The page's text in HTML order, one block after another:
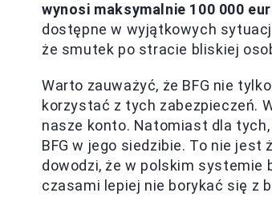
wynosi maksymalnie 100 000
dostępne w wyjątkowych
że smutek po stracie bliskiej
Warto zauważyć, że BFG nie
korzystać z tych zabezpieczeń.
nasze konto. Natomiast dla
BFG w jego siedzibie. To nie
dowodzi, że w polskim systemie
czasami lepiej nie borykać się z